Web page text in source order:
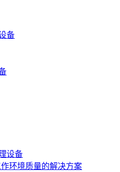
备
设备
环境质量的解决方案